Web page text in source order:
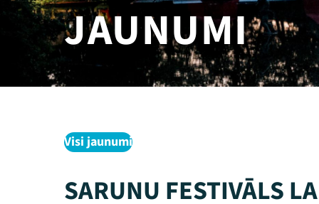
JAUNUMI
Visi jaunumi
SARUNU FESTIVĀLS